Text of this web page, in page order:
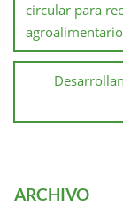
circular para
ARCHIVO